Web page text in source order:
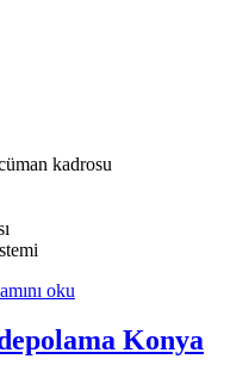
kadrosu
oku
Konya